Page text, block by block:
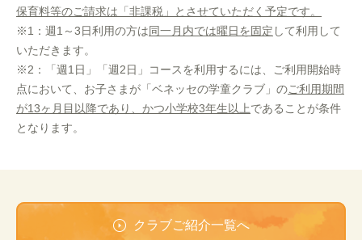
保育料等のご請求は「非課税」とさせていただく予定です。
※1：週1～3日利用の方は同一月内では曜日を固定 して利用して
いただきます。
※2：「週1日」「週2日」コースを利用するには、ご利用開始時
点において、お子さまが「ベネッセの学童クラブ」のご利用期間
が13ヶ月目以降であり、かつ小学校3年生以上であることが条件
となります。
クラブご紹介一覧へ